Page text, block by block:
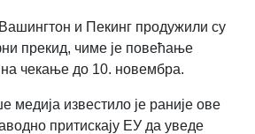
и Пекинг продужили су
прекид, чиме је повећање
чекање до 10. новембра.
медија известило је раније ове
притискају ЕУ да уведе